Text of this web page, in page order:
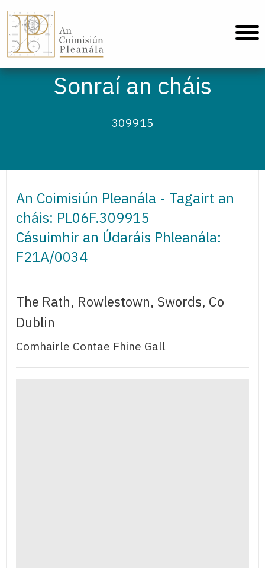
Sonraí an cháis
309915
An Coimisiún Pleanála - Tagairt an
cháis: PL06F.309915
Cásuimhir an Údaráis Phleanála:
F21A/0034
The Rath, Rowlestown, Swords, Co
Dublin
Comhairle Contae Fhine Gall